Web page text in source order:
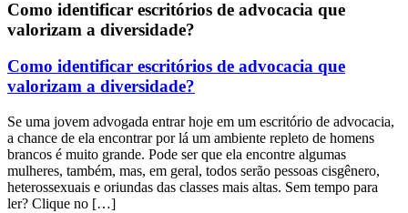
Como identificar escritórios de advocacia que
valorizam a diversidade?
Como identificar escritórios de advocacia que
valorizam a diversidade?
Se uma jovem advogada entrar hoje em um escritório de advocacia,
a chance de ela encontrar por lá um ambiente repleto de homens
brancos é muito grande. Pode ser que ela encontre algumas
mulheres, também, mas, em geral, todos serão pessoas cisgênero,
heterossexuais e oriundas das classes mais altas. Sem tempo para
ler? Clique no […]